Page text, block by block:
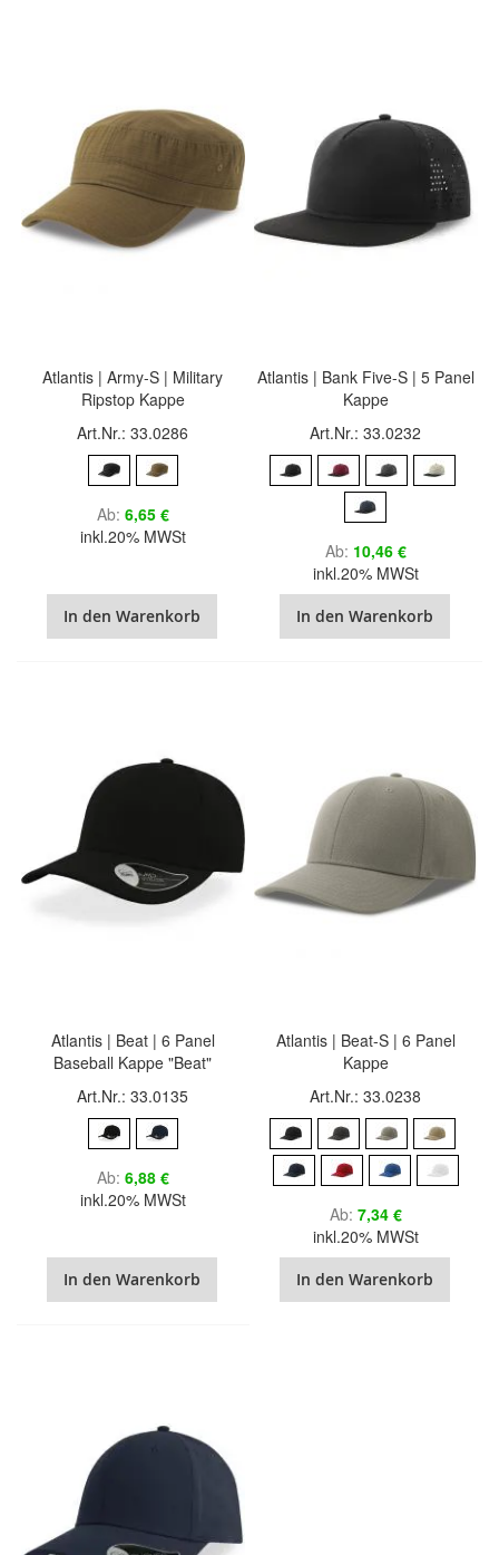
Atlantis | Army-S | Military
Ripstop Kappe
Art.Nr.: 33.0286
Ab 6,65 €
inkl.20% MWSt
In den Warenkorb
Atlantis | Bank Five-S | 5 Panel
Kappe
Art.Nr.: 33.0232
Ab 10,46 €
inkl.20% MWSt
In den Warenkorb
Atlantis | Beat | 6 Panel
Baseball Kappe "Beat"
Art.Nr.: 33.0135
Ab 6,88 €
inkl.20% MWSt
In den Warenkorb
Atlantis | Beat-S | 6 Panel
Kappe
Art.Nr.: 33.0238
Ab 7,34 €
inkl.20% MWSt
In den Warenkorb